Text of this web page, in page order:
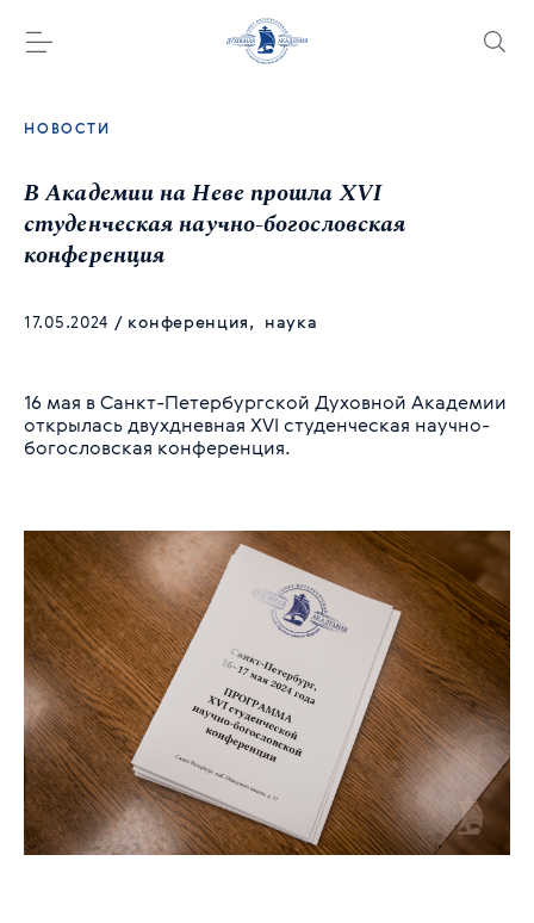
НОВОСТИ
В Академии на Неве прошла XVI
студенческая научно-богословская
конференция
17.05.2024 / конференция, наука
16 мая в Санкт-Петербургской Духовной Академии
открылась двухдневная XVI студенческая научно-
богословская конференция.